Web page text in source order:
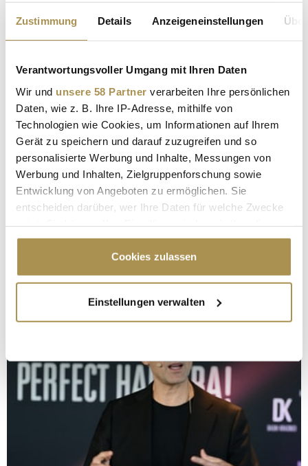
Zustimmung Details Anzeigeneinstellungen
Verantwortungsvoller Umgang mit Ihren Daten
Wir und unsere 58 Partner verarbeiten Ihre persönlichen
Daten, wie z. B. Ihre IP-Adresse, mithilfe von
Technologien wie Cookies, um Informationen auf Ihrem
Gerät zu speichern und darauf zuzugreifen und so
personalisierte Werbung und Inhalte, Messungen von
Werbung und Inhalten, Zielgruppenforschung sowie
Entwicklung von Angeboten zu ermöglichen. Sie
entscheiden darüber, wer Ihre Daten für welche Zwecke
Cookie-Erklärung oder durch Klicken auf das Privacy
Trigger Symbol ändern oder widerrufen
Informationen über Ihre geografische Lage
erfassen, welche bis auf einige Meter genau sein
bestimmten Merkmalen (Fingerprinting) identifizieren
Erfahren Sie mehr darüber, wie Ihre persönlichen Daten
verarbeitet werden, und legen Sie Ihre Präferenzen im
Abschnitt Einzelheiten
Wir verwenden Cookies, um Inhalte und Anzeigen zu
Cookies zulassen
Einstellungen verwalten